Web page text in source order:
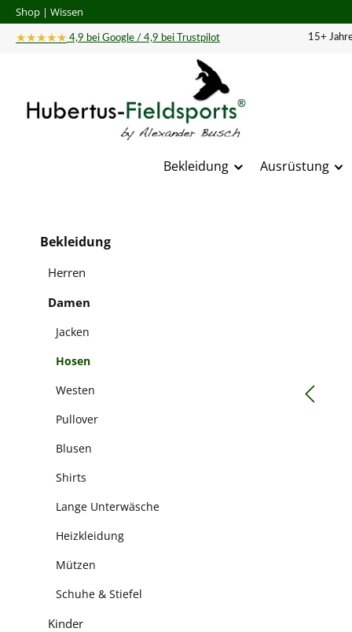
Hauptinhalt springen
Zur Suche springen
Zur Hauptnavigation springen
Shop | Wissen
★★★★★ 4,9 bei Google / 4,9 bei Trustpilot 15+
Bekleidung Ausrüstung
Bekleidung
Herren
Damen
Jacken
Hosen
Westen
Pullover
Blusen
Shirts
Lange Unterwäsche
Heizkleidung
Mützen
Schuhe & Stiefel
Kinder